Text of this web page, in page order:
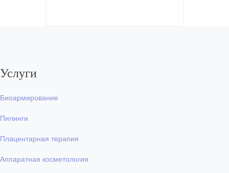
Услуги
Биоармирование
Пилинги
Плацентарная терапия
Аппаратная косметология